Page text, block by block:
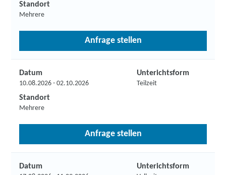
Standort
Mehrere
Anfrage stellen
Datum
10.08.2026 - 02.10.2026
Unterichtsform
Teilzeit
Standort
Mehrere
Anfrage stellen
Datum Unterichtsform